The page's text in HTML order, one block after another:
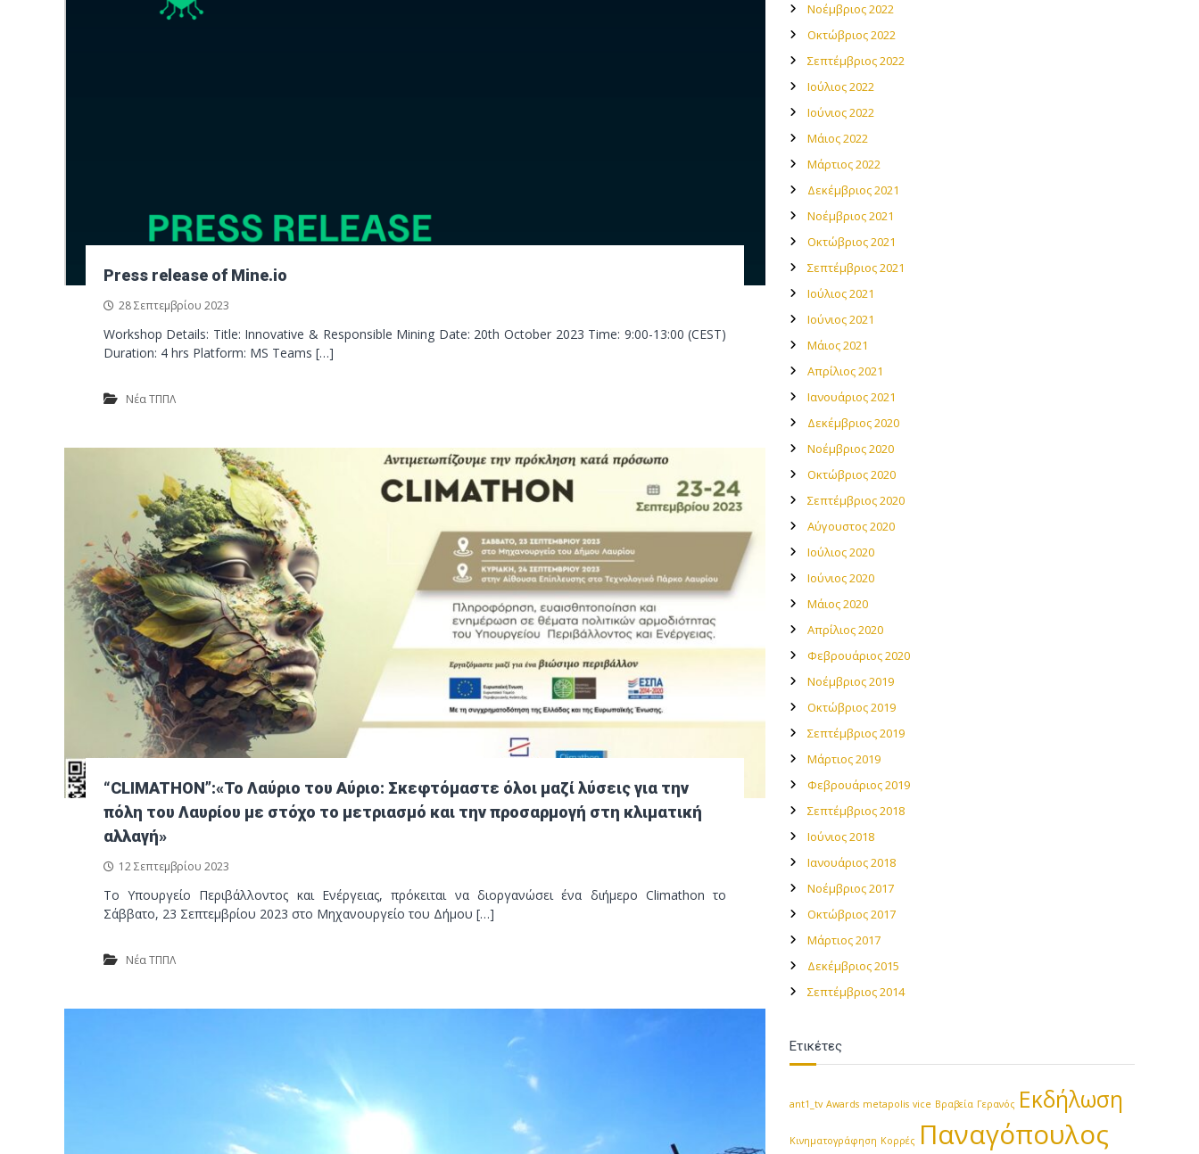
Press release of Mine.io
28 Σεπτεμβρίου 2023
Workshop Details: Title: Innovative & Responsible Mining Date: 20th October 2023 Time: 9:00-13:00 (CEST)
Duration: 4 hrs Platform: MS Teams […]
Νέα ΤΠΠΛ
“CLIMATHON”:«Το Λαύριο του Αύριο: Σκεφτόμαστε όλοι μαζί λύσεις για την
πόλη του Λαυρίου με στόχο το μετριασμό και την προσαρμογή στη κλιματική
αλλαγή»
12 Σεπτεμβρίου 2023
Το Υπουργείο Περιβάλλοντος και Ενέργειας, πρόκειται να διοργανώσει ένα διήμερο Climathon το
Σάββατο, 23 Σεπτεμβρίου 2023 στο Μηχανουργείο του Δήμου […]
Νέα ΤΠΠΛ
Νοέμβριος 2022
Οκτώβριος 2022
Σεπτέμβριος 2022
Ιούλιος 2022
Ιούνιος 2022
Μάιος 2022
Μάρτιος 2022
Δεκέμβριος 2021
Νοέμβριος 2021
Οκτώβριος 2021
Σεπτέμβριος 2021
Ιούλιος 2021
Ιούνιος 2021
Μάιος 2021
Απρίλιος 2021
Ιανουάριος 2021
Δεκέμβριος 2020
Νοέμβριος 2020
Οκτώβριος 2020
Σεπτέμβριος 2020
Αύγουστος 2020
Ιούλιος 2020
Ιούνιος 2020
Μάιος 2020
Απρίλιος 2020
Φεβρουάριος 2020
Νοέμβριος 2019
Οκτώβριος 2019
Σεπτέμβριος 2019
Μάρτιος 2019
Φεβρουάριος 2019
Σεπτέμβριος 2018
Ιούνιος 2018
Ιανουάριος 2018
Νοέμβριος 2017
Οκτώβριος 2017
Μάρτιος 2017
Δεκέμβριος 2015
Σεπτέμβριος 2014
Ετικέτες
ant1_tv Awards metapolis vice Βραβεία Γερανός Εκδήλωση
Κινηματογράφηση Κορρές Παναγόπουλος